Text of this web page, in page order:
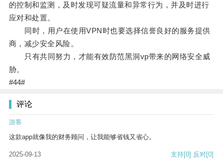
的控制和监测，及时发现可疑流量和异常行为，并及时进行
应对和处置。
同时，用户在使用VPN时也要选择信誉良好的服务提供
商，减少安全风险。
只有共同努力，才能有效防范黑洞vp带来的网络安全威
胁。
#44#
评论
游客
这款app就像我的财务顾问，让我能够省钱又省心。
2025-09-13 支持[0] 反对[0]